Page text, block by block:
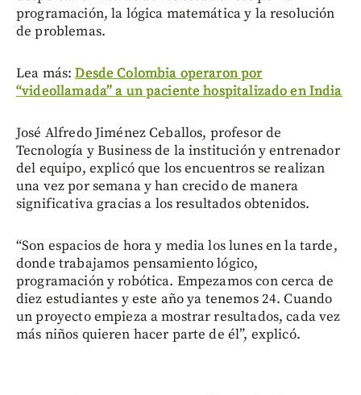
programación, la lógica matemática y la resolución
de problemas.
Lea más:Desde Colombia operaron por
“videollamada” a un paciente hospitalizado en India
José Alfredo Jiménez Ceballos, profesor de
Tecnología y Business de la institución y entrenador
del equipo, explicó que los encuentros se realizan
una vez por semana y han crecido de manera
significativa gracias a los resultados obtenidos.
“Son espacios de hora y media los lunes en la tarde,
donde trabajamos pensamiento lógico,
programación y robótica. Empezamos con cerca de
diez estudiantes y este año ya tenemos 24. Cuando
un proyecto empieza a mostrar resultados, cada vez
más niños quieren hacer parte de él”, explicó.